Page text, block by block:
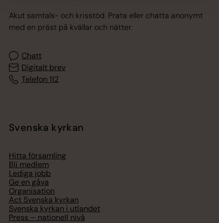
Akut samtals- och krisstöd. Prata eller chatta anonymt
med en präst på kvällar och nätter.
Chatt
Digitalt brev
Telefon 112
Svenska kyrkan
Hitta församling
Bli medlem
Lediga jobb
Ge en gåva
Organisation
Act Svenska kyrkan
Svenska kyrkan i utlandet
Press – nationell nivå